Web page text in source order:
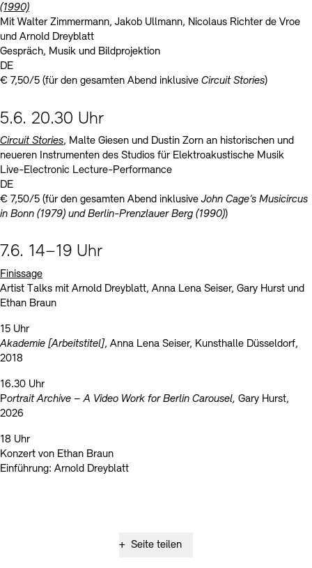
(1990)
Mit Walter Zimmermann, Jakob Ullmann, Nicolaus Richter de Vroe
und Arnold Dreyblatt
Gespräch, Musik und Bildprojektion
DE
€ 7,50/5 (für den gesamten Abend inklusive Circuit Stories)
5.6. 20.30 Uhr
Circuit Stories, Malte Giesen und Dustin Zorn an historischen und
neueren Instrumenten des Studios für Elektroakustische Musik
Live-Electronic Lecture-Performance
DE
€ 7,50/5 (für den gesamten Abend inklusiveJohn Cage’s Musicircus
in Bonn (1979) und Berlin-Prenzlauer Berg (1990))
7.6. 14–19 Uhr
Finissage
Artist Talks mit Arnold Dreyblatt, Anna Lena Seiser, Gary Hurst und
Ethan Braun
15 Uhr
Akademie [Arbeitstitel], Anna Lena Seiser, Kunsthalle Düsseldorf,
2018
16.30 Uhr
Portrait Archive – A Video Work for Berlin Carousel, Gary Hurst,
2026
18 Uhr
Konzert von Ethan Braun
Einführung: Arnold Dreyblatt
+ Seite teilen